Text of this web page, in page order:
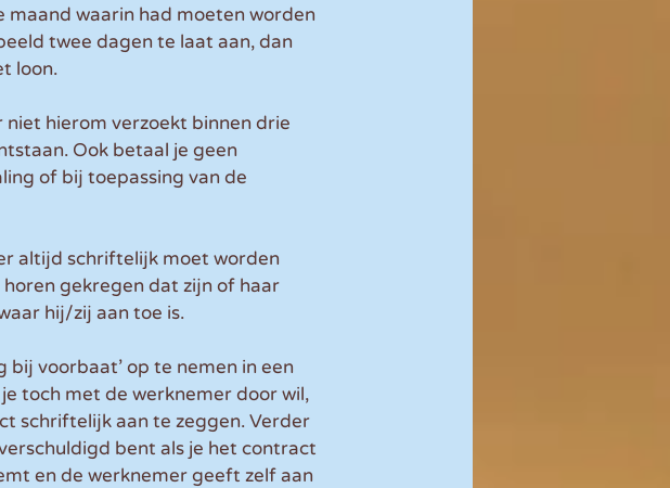
waarin had moeten worden
twee dagen te laat aan, dan
loon.
hierom verzoekt binnen drie
Ook betaal je geen
of bij toepassing van de
altijd schriftelijk moet worden
gekregen dat zijn of haar
hij/zij aan toe is.
bij voorbaat’ op te nemen in een
toch met de werknemer door wil,
schriftelijk aan te zeggen. Verder
bent als je het contract
en de werknemer geeft zelf aan